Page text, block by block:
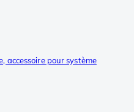
accessoire pour système